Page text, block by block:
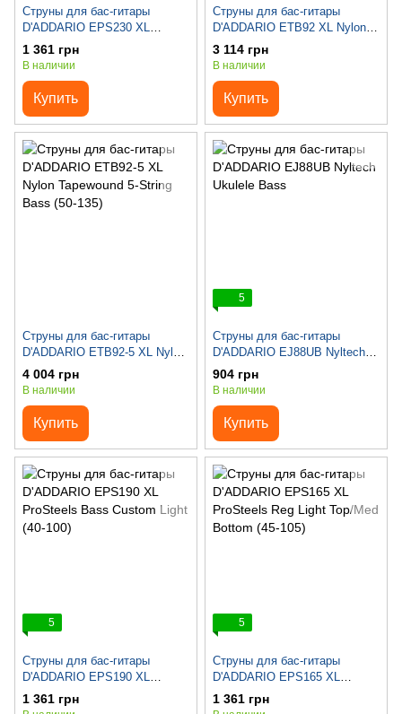
Струны для бас-гитары
D'ADDARIO EPS230 XL
ProSteels Bass Heavy (55-110)
1 361 грн
В наличии
Купить
Струны для бас-гитары
D'ADDARIO ETB92 XL Nylon
Tapewound Bass (50-105)
3 114 грн
В наличии
Купить
Струны для бас-гитары
D'ADDARIO ETB92-5 XL Nylon
Tapewound 5-String Bass (50-
135)
4 004 грн
В наличии
Купить
5
Струны для бас-гитары
D'ADDARIO EJ88UB Nyltech
Ukulele Bass
904 грн
В наличии
Купить
5
Струны для бас-гитары
D'ADDARIO EPS190 XL
ProSteels Bass Custom Light
(40-100)
1 361 грн
5
Струны для бас-гитары
D'ADDARIO EPS165 XL
ProSteels Reg Light Top/Med
Bottom (45-105)
1 361 грн